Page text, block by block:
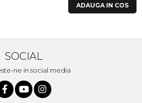
ADAUGA IN COS
SOCIAL
ne in social media